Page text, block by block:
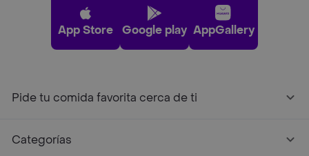
App Store Google play AppGallery
Pide tu comida favorita cerca de ti
Categorías